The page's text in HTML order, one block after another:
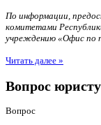
По информации,
комитетами
учреждению «Офис по
Читать далее »
Вопрос юристу
Вопрос